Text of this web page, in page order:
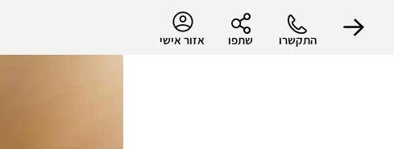
התקשרו שתפו אזור אישי